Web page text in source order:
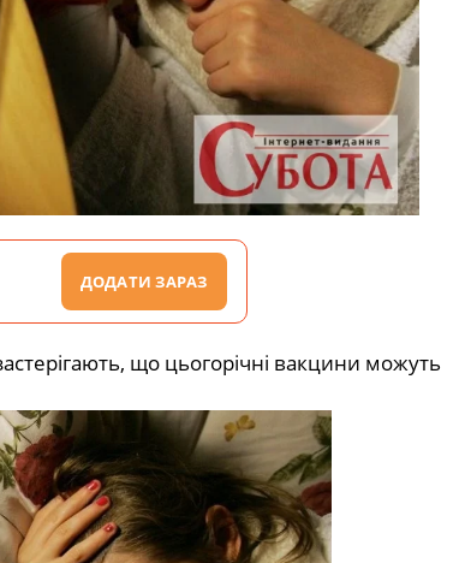
ДОДАТИ ЗАРАЗ
що цьогорічні вакцини можуть